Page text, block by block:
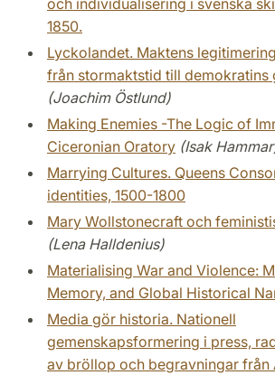
och individualisering i svenska
1850.
Lyckolandet. Maktens
från stormaktstid till demokratins
(Joachim Östlund)
Making Enemies -The Logic of
Ciceronian Oratory (Isak
Marrying Cultures. Queens
identities, 1500-1800
Mary Wollstonecraft och
(Lena Halldenius)
Materialising War and Violence:
Memory, and Global Historical
Media gör historia. Nationell
gemenskapsformering i press,
av bröllop och begravningar från